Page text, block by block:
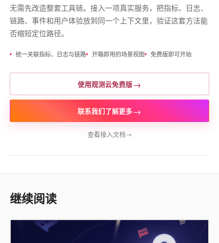
无需先改造整套工具链。接入一项真实服务，把指标、日志、
链路、事件和用户体验放到同一个上下文里，验证这套方法能
否缩短定位路径。
统一关联指标、日志与链路 开箱即用的场景视图 免费版即可开始
使用观测云免费版→
联系我们了解更多→
查看接入文档→
继续阅读